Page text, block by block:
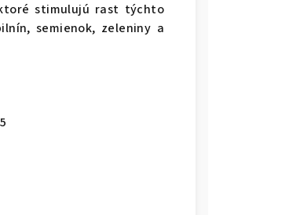
stimulujú rast týchto
semienok, zeleniny a